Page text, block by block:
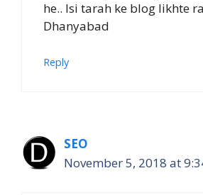
he.. Isi tarah ke blog likhte
Dhanyabad
Reply
SEO
November 5, 2018 at